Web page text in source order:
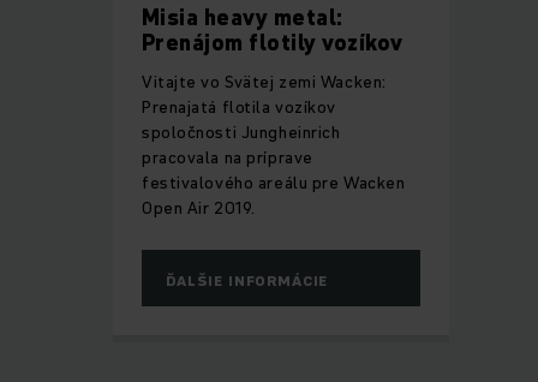
Misia heavy metal:
Prenájom flotily vozíkov
Vitajte vo Svätej zemi Wacken:
Prenajatá flotila vozíkov
spoločnosti Jungheinrich
pracovala na príprave
festivalového areálu pre Wacken
Open Air 2019.
ĎALŠIE INFORMÁCIE